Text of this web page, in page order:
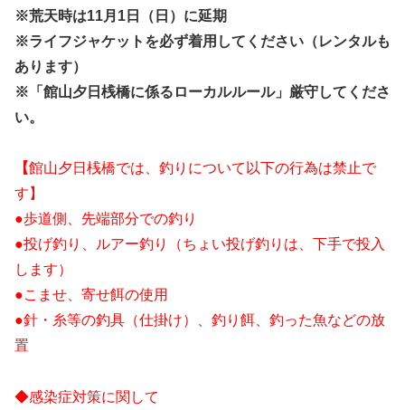
※荒天時は11月1日（日）に延期
※ライフジャケットを必ず着用してください（レンタルも
あります）
※「館山夕日桟橋に係るローカルルール」厳守してくださ
い。
【館山夕日桟橋では、釣りについて以下の行為は禁止で
す】
●歩道側、先端部分での釣り
●投げ釣り、ルアー釣り（ちょい投げ釣りは、下手で投入
します）
●こませ、寄せ餌の使用
●針・糸等の釣具（仕掛け）、釣り餌、釣った魚などの放
置
◆感染症対策に関して